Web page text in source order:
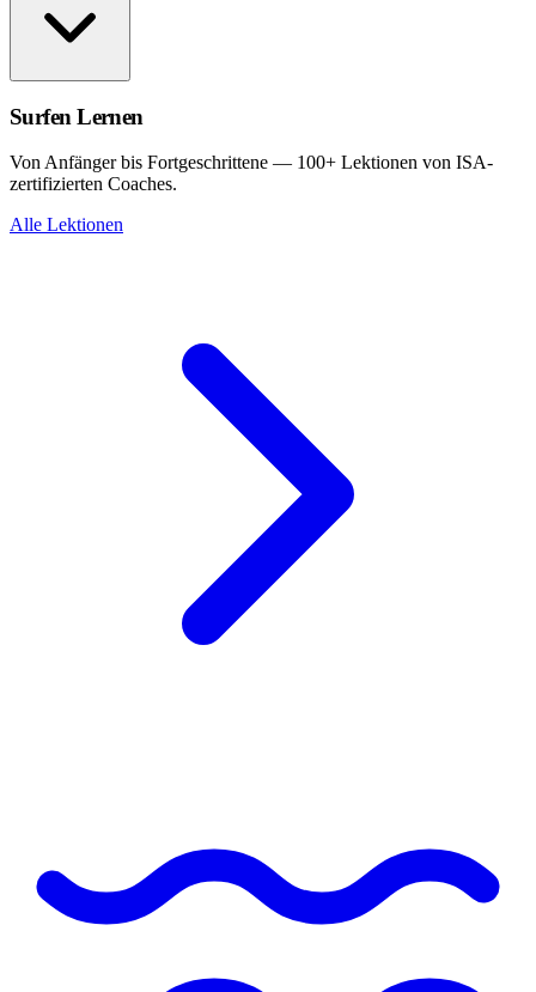
Surfen Lernen
Von Anfänger bis Fortgeschrittene — 100+ Lektionen von ISA-
zertifizierten Coaches.
Alle Lektionen